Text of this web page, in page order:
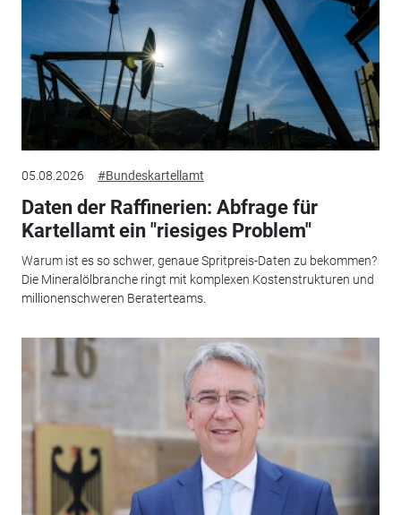
05.08.2026 #Bundeskartellamt
Daten der Raffinerien: Abfrage für
Kartellamt ein "riesiges Problem"
Warum ist es so schwer, genaue Spritpreis-Daten zu bekommen?
Die Mineralölbranche ringt mit komplexen Kostenstrukturen und
millionenschweren Beraterteams.